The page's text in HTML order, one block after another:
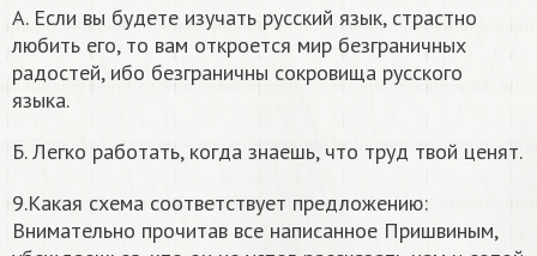
А. Если вы будете изучать русский язык, страстно
любить его, то вам откроется мир безграничных
радостей, ибо безграничны сокровища русского
языка.
Б. Легко работать, когда знаешь, что труд твой ценят.
9.Какая схема соответствует предложению:
Внимательно прочитав все написанное Пришвиным,